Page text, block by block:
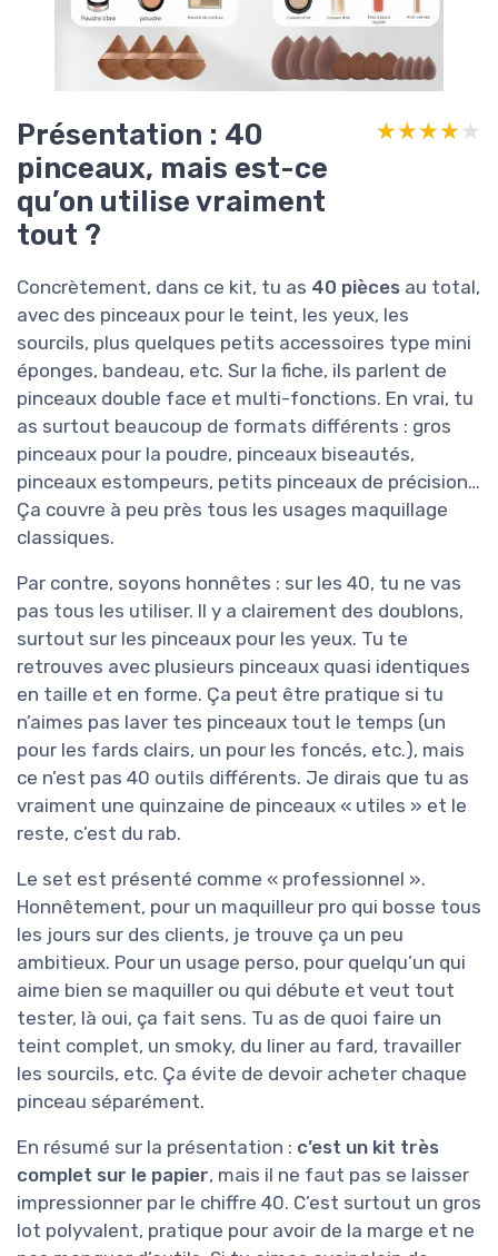
Présentation : 40
pinceaux, mais est-ce
qu’on utilise vraiment
tout ?
★★★★★
★★★★★
Concrètement, dans ce kit, tu as 40 pièces au total,
avec des pinceaux pour le teint, les yeux, les
sourcils, plus quelques petits accessoires type mini
éponges, bandeau, etc. Sur la fiche, ils parlent de
pinceaux double face et multi-fonctions. En vrai, tu
as surtout beaucoup de formats différents : gros
pinceaux pour la poudre, pinceaux biseautés,
pinceaux estompeurs, petits pinceaux de précision…
Ça couvre à peu près tous les usages maquillage
classiques.
Par contre, soyons honnêtes : sur les 40, tu ne vas
pas tous les utiliser. Il y a clairement des doublons,
surtout sur les pinceaux pour les yeux. Tu te
retrouves avec plusieurs pinceaux quasi identiques
en taille et en forme. Ça peut être pratique si tu
n’aimes pas laver tes pinceaux tout le temps (un
pour les fards clairs, un pour les foncés, etc.), mais
ce n’est pas 40 outils différents. Je dirais que tu as
vraiment une quinzaine de pinceaux « utiles » et le
reste, c’est du rab.
Le set est présenté comme « professionnel ».
Honnêtement, pour un maquilleur pro qui bosse tous
les jours sur des clients, je trouve ça un peu
ambitieux. Pour un usage perso, pour quelqu’un qui
aime bien se maquiller ou qui débute et veut tout
tester, là oui, ça fait sens. Tu as de quoi faire un
teint complet, un smoky, du liner au fard, travailler
les sourcils, etc. Ça évite de devoir acheter chaque
pinceau séparément.
En résumé sur la présentation : c’est un kit très
complet sur le papier, mais il ne faut pas se laisser
impressionner par le chiffre 40. C’est surtout un gros
lot polyvalent, pratique pour avoir de la marge et ne